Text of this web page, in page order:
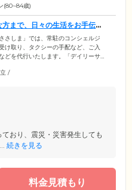
(80~84歳)
まで、日々の生活をお手伝い
さしま」では、常駐のコンシェルジ
け取り、タクシーの手配など、ご入
どを代行いたします。「デイリーサ
、居宅介護支援事業所、デイサー
やすらぎ・おもてなし」をモットー
的に介護が必要な方まで、快適な生
/
おり、震災・災害発生しても
続きを見る
料金見積もり